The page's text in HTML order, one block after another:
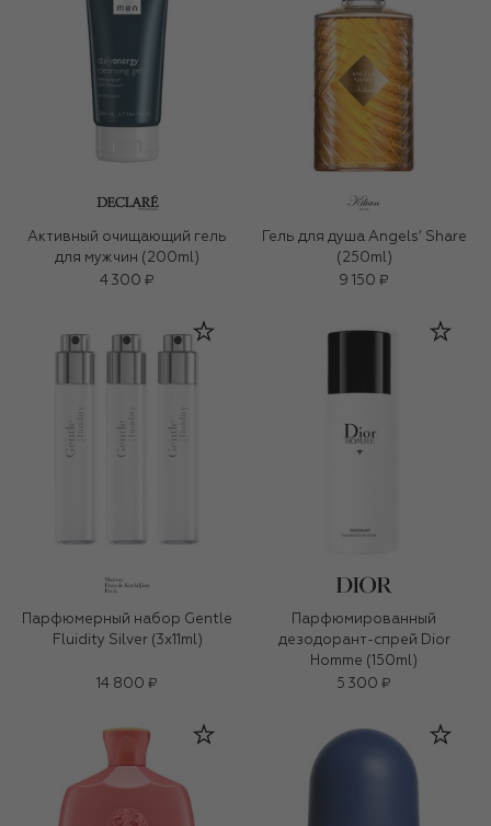
Активный очищающий гель
для мужчин (200ml)
4 300 ₽
Гель для душа Angels’ Share
(250ml)
9 150 ₽
Парфюмерный набор Gentle
Fluidity Silver (3x11ml)
14 800 ₽
Парфюмированный
дезодорант-спрей Dior
Homme (150ml)
5 300 ₽